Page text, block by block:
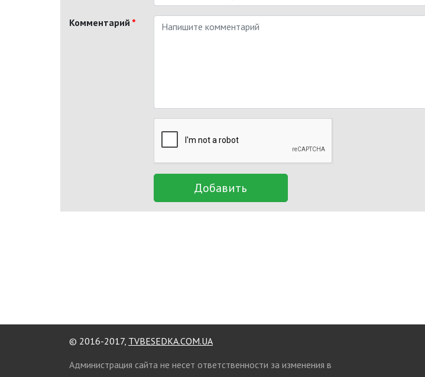
Комментарий *
Добавить
© 2016-2017, TVBESEDKA.COM.UA
Администрация сайта не несет ответственности за изменения в